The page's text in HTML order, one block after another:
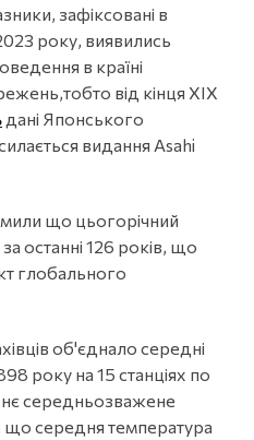
зафіксовані в
року, виявились
в країні
від кінця ХІХ
дані Японського
видання Asahi
що цьогорічний
останні 126 років, що
глобального
об'єднало середні
року на 15 станціях по
середньозважене
що середня температура